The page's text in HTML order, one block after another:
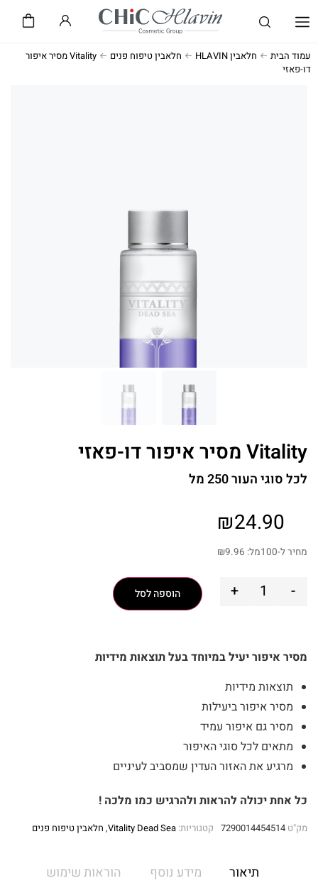
עמוד הבית חלאבין HLAVIN חלאבין טיפוח פנים
Vitality מסיר איפור
דו-פאזי
Vitality מסיר איפור דו-פאזי
לכל סוגי העור 250 מל
₪24.90
מחיר ל-100מל: ₪9.96
-
+ הוספה לסל
מסיר איפור יעיל במיוחד בעל תוצאות מידיות
תוצאות מידיות
מסיר איפור ביעילות
מסיר גם איפור עמיד
מתאים לכל סוגי האיפור
מרגיע את האזור העדין שמסביב לעיניים
כל אחת יכולה להראות ולהרגיש כמו מלכה !
מק"ט 7290014454514 קטגוריות: Vitality Dead Sea
, חלאבין טיפוח פנים
תיאור מידע נוסף הוראות שימוש